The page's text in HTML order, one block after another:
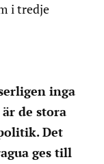
i tredje
inga
de stora
Det
ges till